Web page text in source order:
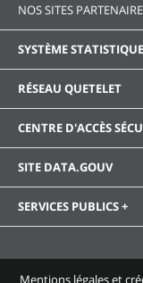
NOS SITES
SYSTÈME
RÉSEAU QUETELET
CENTRE D'ACCÈS
SITE DATA.GOUV
SERVICES PUBLICS +
Mentions légales et